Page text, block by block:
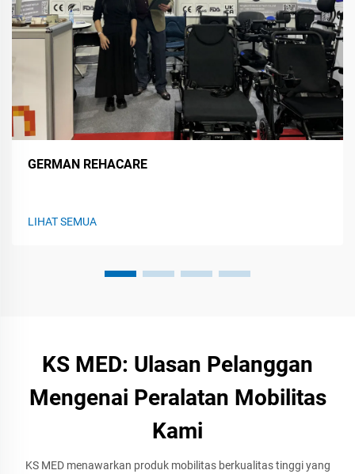
GERMAN REHACARE
LIHAT SEMUA
KS MED: Ulasan Pelanggan
Mengenai Peralatan Mobilitas
Kami
KS MED menawarkan produk mobilitas berkualitas tinggi yang